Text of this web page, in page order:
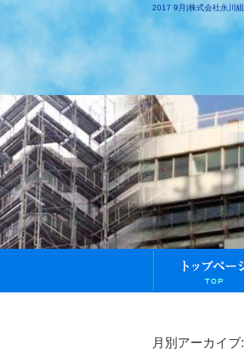
2017 9月|株式会社永川組
月別アーカイブ: